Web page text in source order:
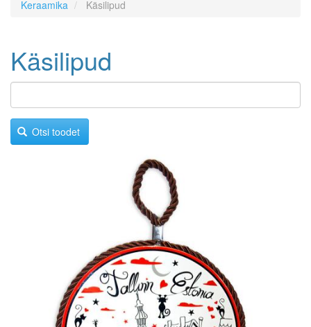
Keraamika Käsilipud
Käsilipud
Otsi toodet